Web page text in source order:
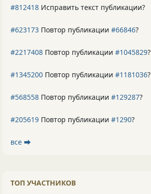
#812418 Исправить текст публикации?
#623173 Повтор публикации #66846?
#2217408 Повтор публикации #1045829?
#1345200 Повтор публикации #1181036?
#568558 Повтор публикации #129287?
#205619 Повтор публикации #1290?
все ⮕
ТОП УЧАСТНИКОВ